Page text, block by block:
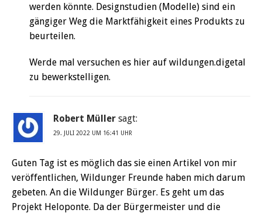
werden könnte. Designstudien (Modelle) sind ein
gängiger Weg die Marktfähigkeit eines Produkts zu
beurteilen.
Werde mal versuchen es hier auf wildungen.digetal
zu bewerkstelligen.
Robert Müller sagt:
29. JULI 2022 UM 16:41 UHR
Guten Tag ist es möglich das sie einen Artikel von mir
veröffentlichen, Wildunger Freunde haben mich darum
gebeten. An die Wildunger Bürger. Es geht um das
Projekt Heloponte. Da der Bürgermeister und die